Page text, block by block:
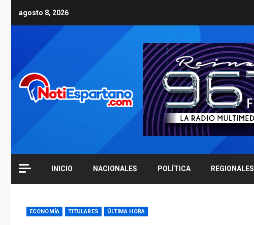
agosto 8, 2026
INICIO NACIONALES POLÍTICA REGIONALES
ECONOMÍA TITULARES ÚLTIMA HORA